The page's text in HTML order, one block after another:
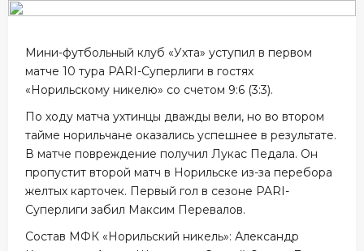
Мини-футбольный клуб «Ухта» уступил в первом
матче 10 тура PARI-Суперлиги в гостях
«Норильскому никелю» со счетом 9:6 (3:3).
По ходу матча ухтинцы дважды вели, но во втором
тайме норильчане оказались успешнее в результате.
В матче повреждение получил Лукас Педала. Он
пропустит второй матч в Норильске из-за перебора
желтых карточек. Первый гол в сезоне PARI-
Суперлиги забил Максим Перевалов.
Состав МФК «Норильский никель»: Александр